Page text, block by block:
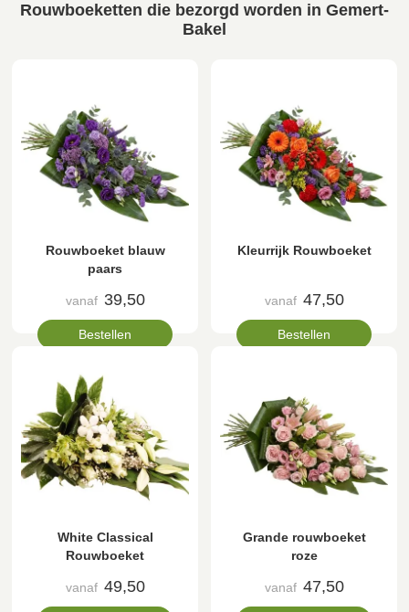
Rouwboeketten die bezorgd worden in Gemert-
Bakel
Rouwboeket blauw
paars
vanaf 39,50
Bestellen
Kleurrijk Rouwboeket
vanaf 47,50
Bestellen
White Classical
Rouwboeket
vanaf 49,50
Grande rouwboeket
roze
vanaf 47,50